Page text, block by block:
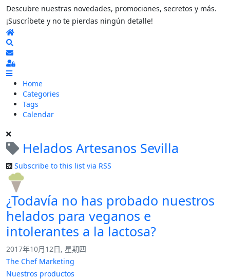
Descubre nuestras novedades, promociones, secretos y más.
¡Suscríbete y no te pierdas ningún detalle!
Home
Subscribe to blog
Sign In
Home
Categories
Tags
Calendar
Helados Artesanos Sevilla
Subscribe to this list via RSS
¿Todavía no has probado nuestros
helados para veganos e
intolerantes a la lactosa?
2017年10月12日, 星期四
The Chef Marketing
Nuestros productos